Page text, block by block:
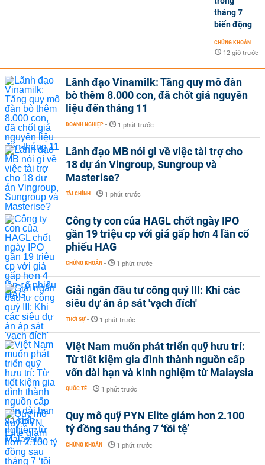
tháng 7
biến động
CHỨNG KHOÁN -
12 giờ trước
Lãnh đạo Vinamilk: Tăng quy mô đàn
bò thêm 8.000 con, đã chốt giá nguyên
liệu đến tháng 11
DOANH NGHIỆP - 1 phút trước
Lãnh đạo MB nói gì về việc tài trợ cho
18 dự án Vingroup, Sungroup và
Masterise?
TÀI CHÍNH - 1 phút trước
Công ty con của HAGL chốt ngày IPO
gần 19 triệu cp với giá gấp hơn 4 lần cổ
phiếu HAG
CHỨNG KHOÁN - 1 phút trước
Giải ngân đầu tư công quý III: Khi các
siêu dự án áp sát 'vạch đích'
THỜI SỰ - 1 phút trước
Việt Nam muốn phát triển quỹ hưu trí:
Từ tiết kiệm gia đình thành nguồn cấp
vốn dài hạn và kinh nghiệm từ Malaysia
QUỐC TẾ - 1 phút trước
Quy mô quỹ PYN Elite giảm hơn 2.100
tỷ đồng sau tháng 7 ‘tồi tệ’
CHỨNG KHOÁN - 1 phút trước